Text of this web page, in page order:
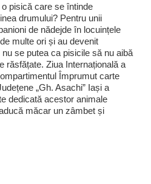
pisică care se întinde
drumului? Pentru unii
de nădejde în locuințele
multe ori și au devenit
se putea ca pisicile să nu aibă
răsfățate. Ziua Internațională a
Împrumut carte
„Gh. Asachi” Iași a
dedicată acestor animale
măcar un zâmbet și